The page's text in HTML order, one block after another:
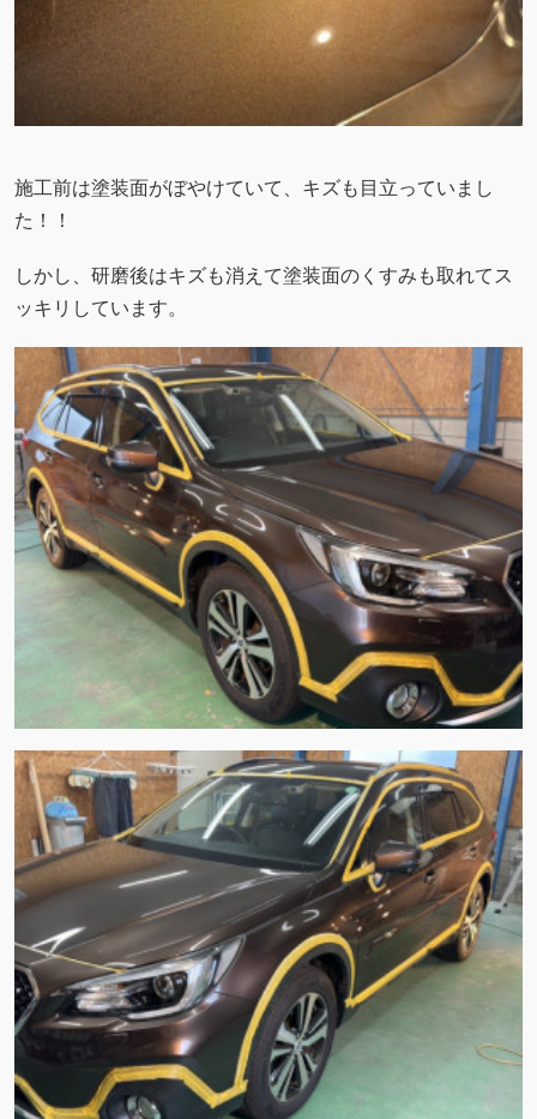
施工前は塗装面がぼやけていて、キズも目立っていまし
た！！
しかし、研磨後はキズも消えて塗装面のくすみも取れてス
ッキリしています。